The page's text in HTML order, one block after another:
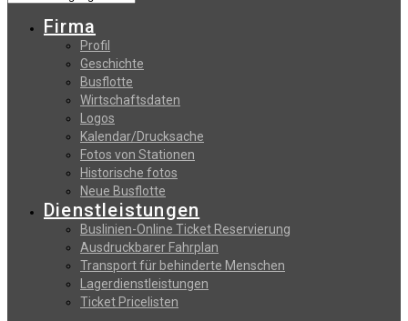
Firma
Profil
Geschichte
Busflotte
Wirtschaftsdaten
Logos
Kalendar/Drucksache
Fotos von Stationen
Historische fotos
Neue Busflotte
Dienstleistungen
Buslinien-Online Ticket Reservierung
Αusdruckbarer Fahrplan
Transport für behinderte Menschen
Lagerdienstleistungen
Ticket Pricelisten